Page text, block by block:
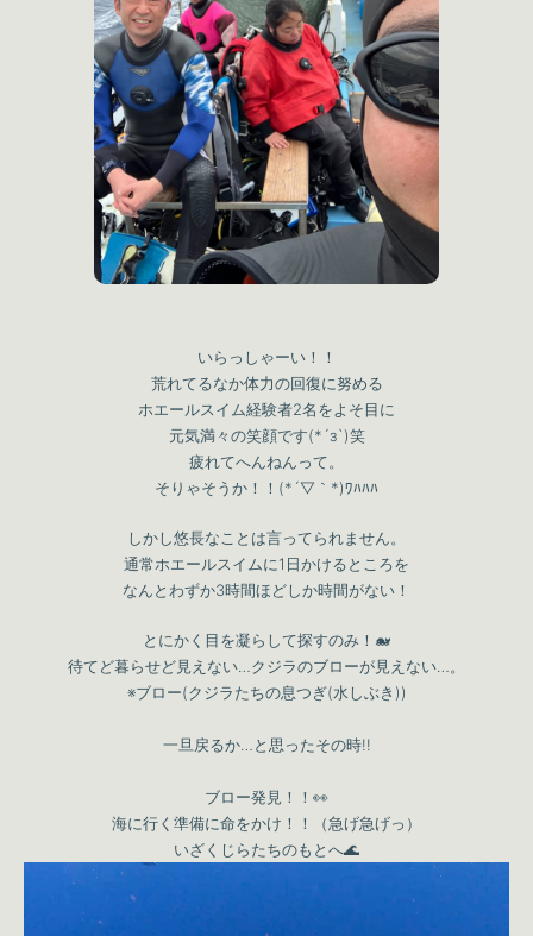
いらっしゃーい！！
荒れてるなか体力の回復に努める
ホエールスイム経験者2名をよそ目に
元気満々の笑顔です(*´з`)笑
疲れてへんねんって。
そりゃそうか！！(*´▽｀*)ﾜﾊﾊﾊ
しかし悠長なことは言ってられません。
通常ホエールスイムに1日かけるところを
なんとわずか3時間ほどしか時間がない！
とにかく目を凝らして探すのみ！🐋
待てど暮らせど見えない…クジラのブローが見えない…。
※ブロー(クジラたちの息つぎ(水しぶき))
一旦戻るか…と思ったその時!!
ブロー発見！！👀
海に行く準備に命をかけ！！（急げ急げっ）
いざくじらたちのもとへ🌊